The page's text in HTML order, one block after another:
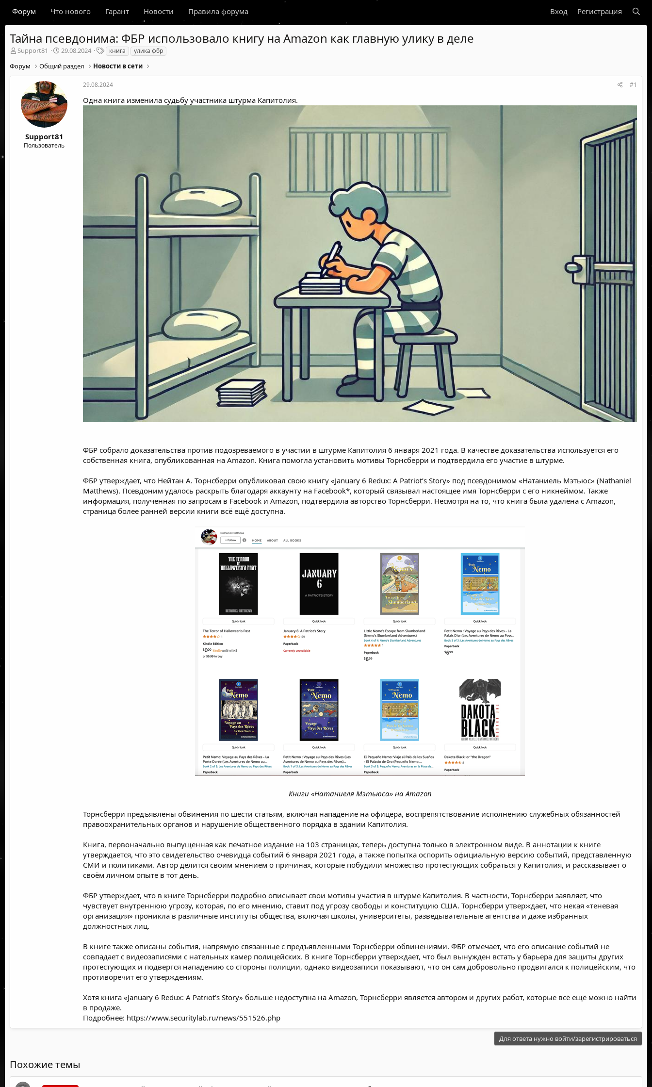
Форум Что нового Гарант Новости Правила форума Вход Регистрация
Тайна псевдонима: ФБР использовало книгу на Amazon как главную улику в деле
А
т
о
м
Support81
Д
т
а
а
ч
а
л
29.08.2024
Т
е
г
и
книга улика фбр
Форум Общий раздел Новости в сети
Support81
Пользователь
29.08.2024 #1
Одна книга изменила судьбу участника штурма Капитолия.
ФБР собрало доказательства против подозреваемого в участии в штурме Капитолия 6 января 2021 года. В качестве доказательства используется его
собственная книга, опубликованная на Amazon. Книга помогла установить мотивы Торнсберри и подтвердила его участие в штурме.
ФБР утверждает, что Нейтан А. Торнсберри опубликовал свою книгу «January 6 Redux: A Patriot’s Story» под псевдонимом «Натаниель Мэтьюс» (Nathaniel
Matthews). Псевдоним удалось раскрыть благодаря аккаунту на Facebook*, который связывал настоящее имя Торнсберри с его никнеймом. Также
информация, полученная по запросам в Facebook и Amazon, подтвердила авторство Торнсберри. Несмотря на то, что книга была удалена с Amazon,
страница более ранней версии книги всё ещё доступна.
Книги «Натаниеля Мэтьюса» на Amazon
Торнсберри предъявлены обвинения по шести статьям, включая нападение на офицера, воспрепятствование исполнению служебных обязанностей
правоохранительных органов и нарушение общественного порядка в здании Капитолия.
Книга, первоначально выпущенная как печатное издание на 103 страницах, теперь доступна только в электронном виде. В аннотации к книге
утверждается, что это свидетельство очевидца событий 6 января 2021 года, а также попытка оспорить официальную версию событий, представленную
СМИ и политиками. Автор делится своим мнением о причинах, которые побудили множество протестующих собраться у Капитолия, и рассказывает о
своём личном опыте в тот день.
ФБР утверждает, что в книге Торнсберри подробно описывает свои мотивы участия в штурме Капитолия. В частности, Торнсберри заявляет, что
чувствует внутреннюю угрозу, которая, по его мнению, ставит под угрозу свободы и конституцию США. Торнсберри утверждает, что некая «теневая
организация» проникла в различные институты общества, включая школы, университеты, разведывательные агентства и даже избранных
должностных лиц.
В книге также описаны события, напрямую связанные с предъявленными Торнсберри обвинениями. ФБР отмечает, что его описание событий не
совпадает с видеозаписями с нательных камер полицейских. В книге Торнсберри утверждает, что был вынужден встать у барьера для защиты других
протестующих и подвергся нападению со стороны полиции, однако видеозаписи показывают, что он сам добровольно продвигался к полицейским, что
противоречит его утверждениям.
Хотя книга «January 6 Redux: A Patriot’s Story» больше недоступна на Amazon, Торнсберри является автором и других работ, которые всё ещё можно найти
в продаже.
Подробнее: https://www.securitylab.ru/news/551526.php
Для ответа нужно войти/зарегистрироваться
Похожие темы